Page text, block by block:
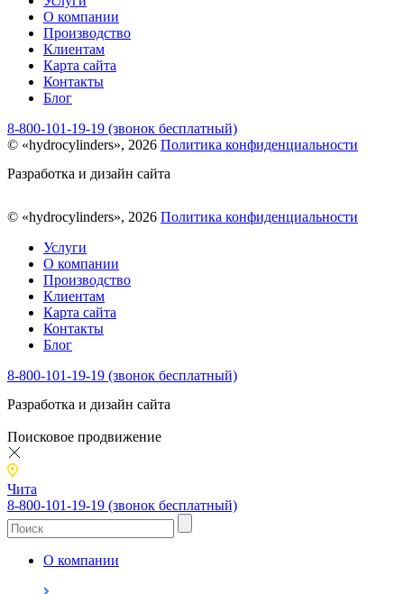
О компании
Производство
Клиентам
Карта сайта
Контакты
Блог
8-800-101-19-19 (звонок бесплатный)
© «hydrocylinders», 2026 Политика конфиденциальности
Разработка и дизайн сайта
© «hydrocylinders», 2026 Политика конфиденциальности
Услуги
О компании
Производство
Клиентам
Карта сайта
Контакты
Блог
8-800-101-19-19 (звонок бесплатный)
Разработка и дизайн сайта
Поисковое продвижение
Чита
8-800-101-19-19 (звонок бесплатный)
О компании